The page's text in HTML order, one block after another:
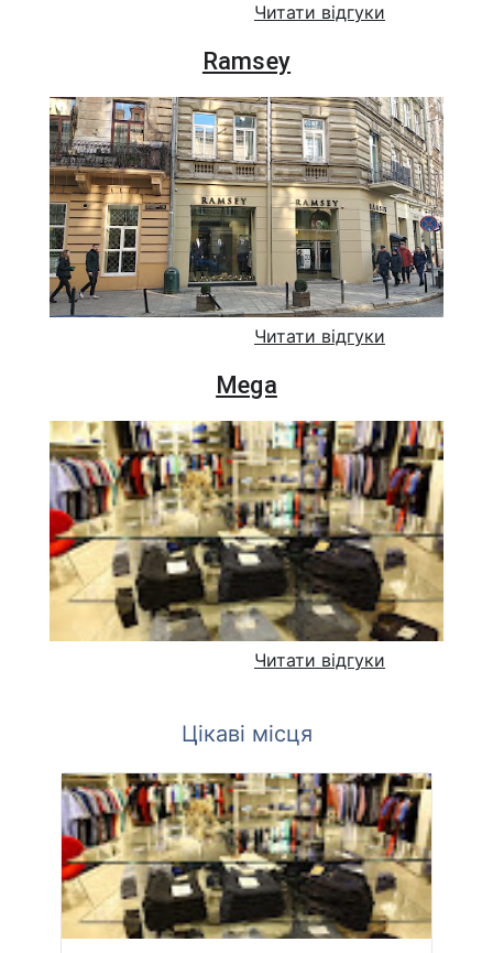
Читати відгуки
Ramsey
Читати відгуки
Mega
Читати відгуки
Цікаві місця